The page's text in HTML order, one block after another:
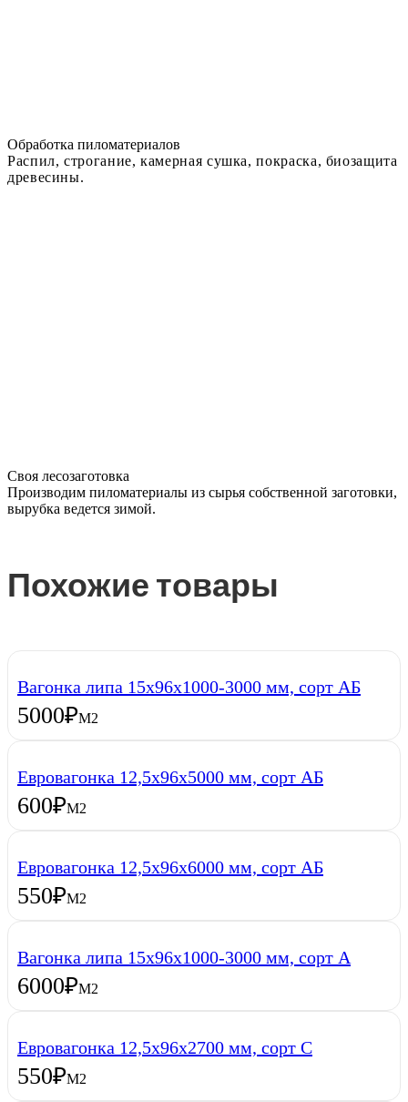
Обработка пиломатериалов
Распил, строгание, камерная сушка, покраска, биозащита
древесины.
Своя лесозаготовка
Производим пиломатериалы из сырья собственной заготовки,
вырубка ведется зимой.
Похожие товары
Вагонка липа 15х96х1000-3000 мм, сорт АБ
5000₽М2
Евровагонка 12,5х96х5000 мм, сорт АБ
600₽М2
Евровагонка 12,5х96х6000 мм, сорт АБ
550₽М2
Вагонка липа 15х96х1000-3000 мм, сорт А
6000₽М2
Евровагонка 12,5х96х2700 мм, сорт С
550₽М2